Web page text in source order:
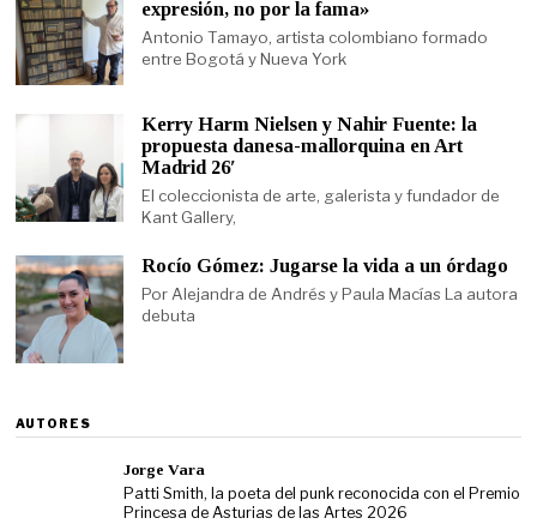
expresión, no por la fama»
Antonio Tamayo, artista colombiano formado
entre Bogotá y Nueva York
Kerry Harm Nielsen y Nahir Fuente: la
propuesta danesa-mallorquina en Art
Madrid 26′
El coleccionista de arte, galerista y fundador de
Kant Gallery,
Rocío Gómez: Jugarse la vida a un órdago
Por Alejandra de Andrés y Paula Macías La autora
debuta
AUTORES
Jorge Vara
Patti Smith, la poeta del punk reconocida con el Premio
Princesa de Asturias de las Artes 2026